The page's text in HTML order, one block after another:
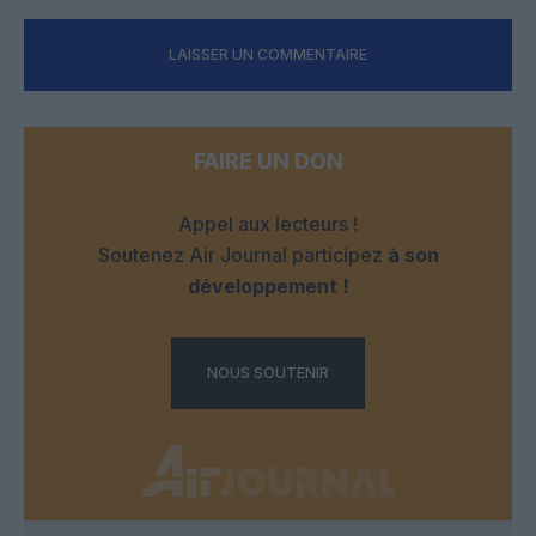
LAISSER UN COMMENTAIRE
FAIRE UN DON
Appel aux lecteurs !
Soutenez Air Journal participez à son
développement !
NOUS SOUTENIR